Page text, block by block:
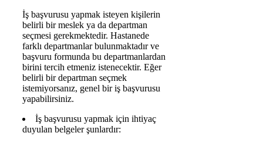
İş başvurusu yapmak isteyen kişilerin
belirli bir meslek ya da departman
seçmesi gerekmektedir. Hastanede
farklı departmanlar bulunmaktadır ve
başvuru formunda bu departmanlardan
birini tercih etmeniz istenecektir. Eğer
belirli bir departman seçmek
istemiyorsanız, genel bir iş başvurusu
yapabilirsiniz.
İş başvurusu yapmak için ihtiyaç
duyulan belgeler şunlardır: